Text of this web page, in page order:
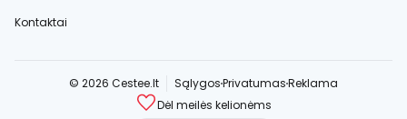
Kontaktai
© 2026 Cestee.lt SąlygosPrivatumasReklama
Dėl meilės kelionėms